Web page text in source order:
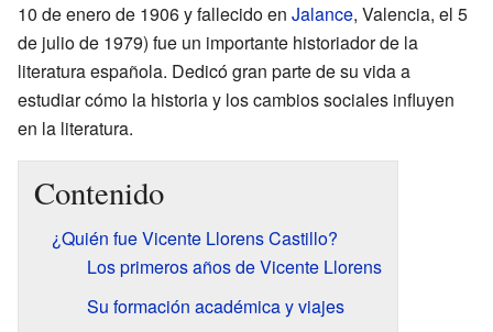
10 de enero de 1906 y fallecido en Jalance, Valencia, el 5
de julio de 1979) fue un importante historiador de la
literatura española. Dedicó gran parte de su vida a
estudiar cómo la historia y los cambios sociales influyen
en la literatura.
Contenido
¿Quién fue Vicente Llorens Castillo?
Los primeros años de Vicente Llorens
Su formación académica y viajes